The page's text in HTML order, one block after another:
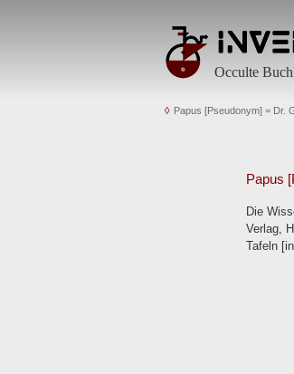
Occulte
Papus [Pseudonym] = Dr.
Papus
Die
Verlag,
Tafeln